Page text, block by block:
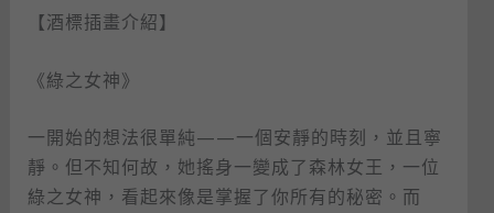
【酒標插畫介紹】
《綠之女神》
一開始的想法很單純——一個安靜的時刻，並且寧
靜。但不知何故，她搖身一變成了森林女王，一位
綠之女神，看起來像是掌握了你所有的秘密。而